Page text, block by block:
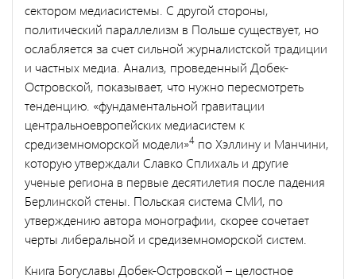
сектором медиасистемы. С другой стороны,
политический параллелизм в Польше существует, но
ослабляется за счет сильной журналистской традиции
и частных медиа. Анализ, проведенный Добек-
Островской, показывает, что нужно пересмотреть
тенденцию. «фундаментальной гравитации
центральноевропейских медиасистем к
средиземноморской модели»4 по Хэллину и Манчини,
которую утверждали Славко Сплихаль и другие
ученые региона в первые десятилетия после падения
Берлинской стены. Польская система СМИ, по
утверждению автора монографии, скорее сочетает
черты либеральной и средиземноморской систем.
Книга Богуславы Добек-Островской – целостное